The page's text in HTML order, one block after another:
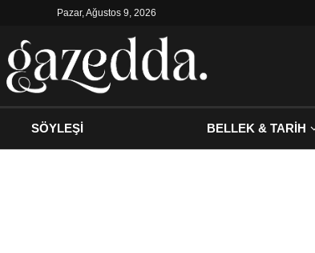
Pazar, Ağustos 9, 2026
SÖYLEŞİ BELLEK & TARİH